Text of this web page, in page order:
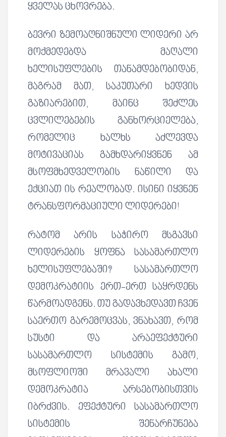
ყველას ცხოვრება.
ბევრი ზემოაღნიშნული ლიდერი არ
მოქმედებდა მაღალი
ხელისუფლების თანამდებობიდან,
მაგრამ მათ, საკუთარი ხედვის
გაზიარებით, მაინც შეძლეს
ცვლილებების განხორციელება,
რომელიც ხალხს აძლევდა
მოტივაციას გამხდარიყვნენ ამ
მსოფმხედველობის ნაწილი და
ექციათ ის რეალობად. ისინი იყვნენ
ტრანსფორმაციული ლიდერები!
რატომ არის საჭირო მსგავსი
ლიდერების ყოფნა სასამართლო
ხელისუფლებაში? სასამართლო
დემოკრატიის ერთ-ერთ საყრდენს
წარმოადგენს. თუ გადავხედავთ ჩვენ
საერთო გარემოცვას, ვნახავთ, რომ
სუსტი და არაეფექტური
სასამართლო სისტემის გამო,
მსოფლიოში მრავალი ახალი
დემოკრატია არსებობისთვის
იბრძვის. ეფექტური სასამართლო
სისტემის შენარჩუნება